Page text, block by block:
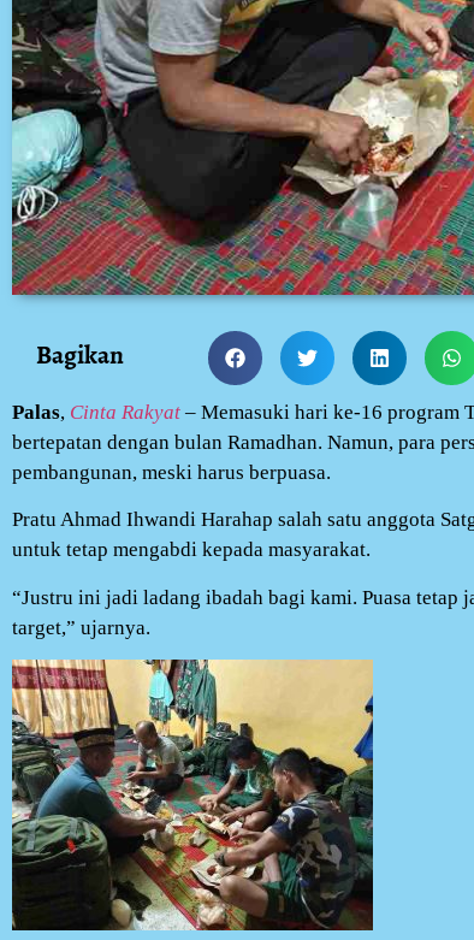
Bagikan
Palas, Cinta Rakyat – Memasuki hari ke-16 program
bertepatan dengan bulan Ramadhan. Namun, para
pembangunan, meski harus berpuasa.
Pratu Ahmad Ihwandi Harahap salah satu anggota
untuk tetap mengabdi kepada masyarakat.
“Justru ini jadi ladang ibadah bagi kami. Puasa tetap
target,” ujarnya.